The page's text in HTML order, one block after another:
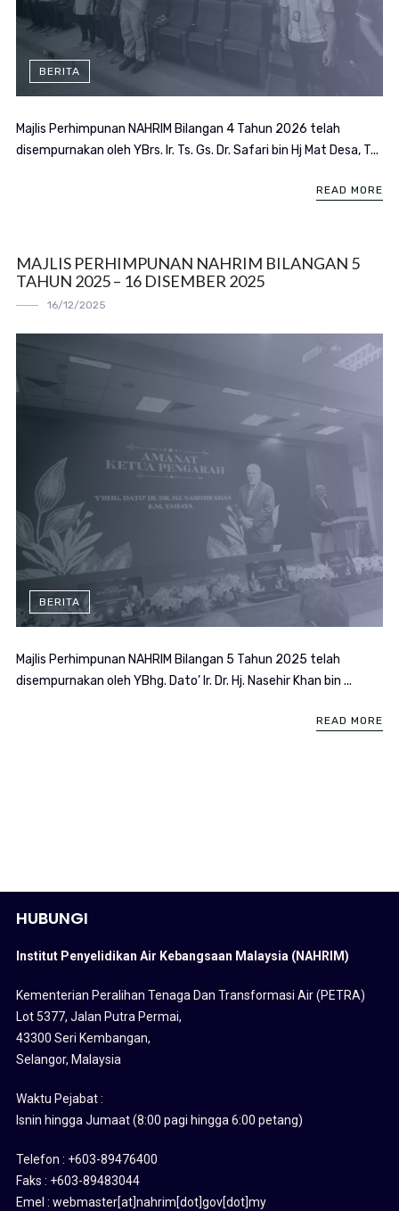
BERITA
Majlis Perhimpunan NAHRIM Bilangan 4 Tahun 2026 telah
disempurnakan oleh YBrs. Ir. Ts. Gs. Dr. Safari bin Hj Mat Desa, T...
READ MORE
MAJLIS PERHIMPUNAN NAHRIM BILANGAN 5
TAHUN 2025 – 16 DISEMBER 2025
16/12/2025
BERITA
Majlis Perhimpunan NAHRIM Bilangan 5 Tahun 2025 telah
disempurnakan oleh YBhg. Dato’ Ir. Dr. Hj. Nasehir Khan bin ...
READ MORE
HUBUNGI
Institut Penyelidikan Air Kebangsaan Malaysia (NAHRIM)
Kementerian Peralihan Tenaga Dan Transformasi Air (PETRA)
Lot 5377, Jalan Putra Permai,
43300 Seri Kembangan,
Selangor, Malaysia
Waktu Pejabat :
Isnin hingga Jumaat (8:00 pagi hingga 6:00 petang)
Telefon : +603-89476400
Faks : +603-89483044
Emel : webmaster[at]nahrim[dot]gov[dot]my